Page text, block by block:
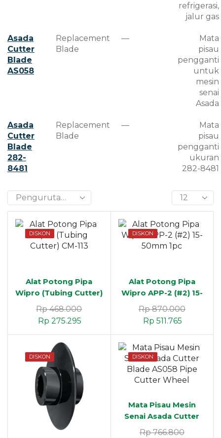
refrigerasi,
jalur gas
Asada
Cutter
Blade
AS058
Replacement
Blade
—
Mata
pisau
pengganti
untuk
mesin
senai
Asada
Asada
Cutter
Blade
282-
8481
Replacement
Blade
—
Mata
pisau
pengganti
ukuran
282-8481
DISKON
Alat Potong Pipa
Wipro (Tubing Cutter)
CM-113
Rp468.000
Rp 275.295
DISKON
Alat Potong Pipa
Wipro APP-2 (#2) 15-
50mm 1pc
Rp870.000
Rp 511.765
DISKON DISKON
Mata Pisau Mesin
Senai Asada Cutter
Blade AS058 Pipe
Rp766.800